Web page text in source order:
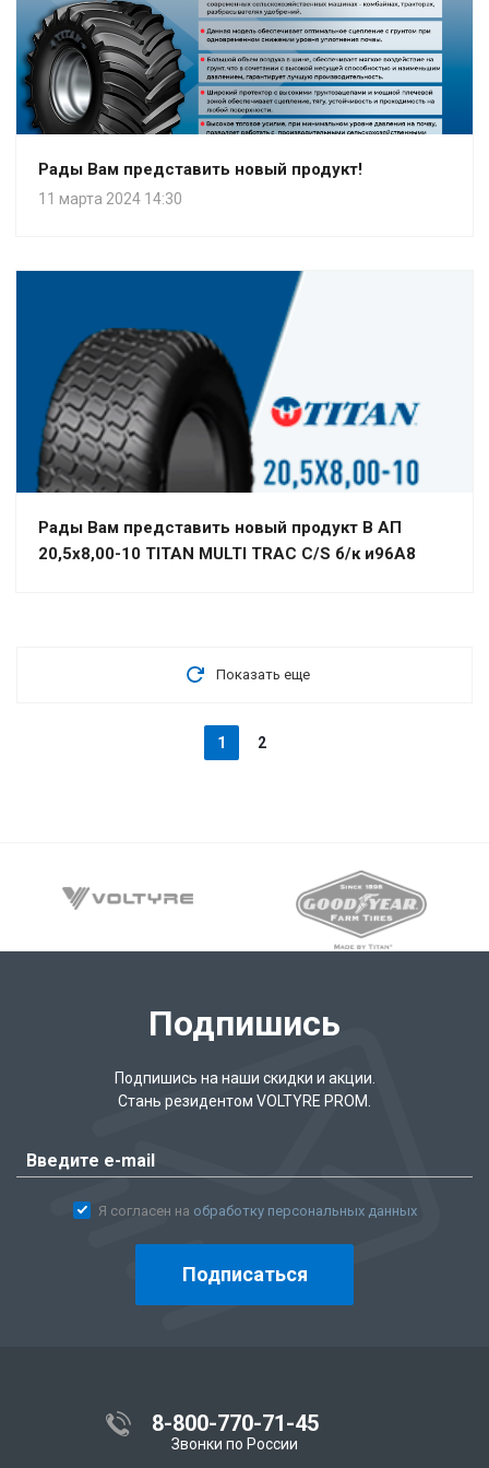
Рады Вам представить новый продукт!
11 марта 2024 14:30
Рады Вам представить новый продукт В АП
20,5х8,00-10 TITAN MULTI TRAC C/S б/к и96А8
Показать еще
1 2
Подпишись
Подпишись на наши скидки и акции.
Стань резидентом VOLTYRE PROM.
Я согласен на обработку персональных данных
Подписаться
8-800-770-71-45
Звонки по России